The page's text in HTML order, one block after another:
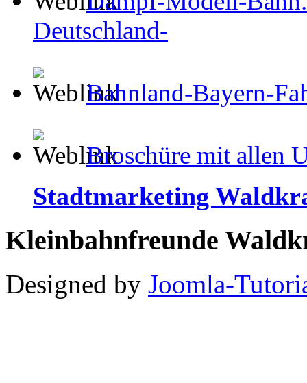
Deutschland-
Bahnland-Bayern-
Broschüre mit allen
Stadtmarketing
Kleinbahnfreunde
Designed by Joomla-